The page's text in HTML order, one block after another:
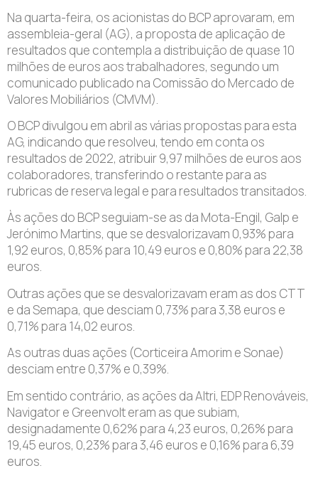
Na quarta-feira, os acionistas do BCP aprovaram, em
assembleia-geral (AG), a proposta de aplicação de
resultados que contempla a distribuição de quase 10
milhões de euros aos trabalhadores, segundo um
comunicado publicado na Comissão do Mercado de
Valores Mobiliários (CMVM).
O BCP divulgou em abril as várias propostas para esta
AG, indicando que resolveu, tendo em conta os
resultados de 2022, atribuir 9,97 milhões de euros aos
colaboradores, transferindo o restante para as
rubricas de reserva legal e para resultados transitados.
Às ações do BCP seguiam-se as da Mota-Engil, Galp e
Jerónimo Martins, que se desvalorizavam 0,93% para
1,92 euros, 0,85% para 10,49 euros e 0,80% para 22,38
euros.
Outras ações que se desvalorizavam eram as dos CTT
e da Semapa, que desciam 0,73% para 3,38 euros e
0,71% para 14,02 euros.
As outras duas ações (Corticeira Amorim e Sonae)
desciam entre 0,37% e 0,39%.
Em sentido contrário, as ações da Altri, EDP Renováveis,
Navigator e Greenvolt eram as que subiam,
designadamente 0,62% para 4,23 euros, 0,26% para
19,45 euros, 0,23% para 3,46 euros e 0,16% para 6,39
euros.